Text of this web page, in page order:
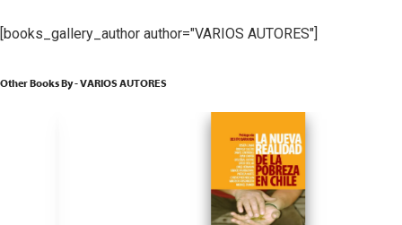
[books_gallery_author author="VARIOS AUTORES"]
Other Books By - VARIOS AUTORES